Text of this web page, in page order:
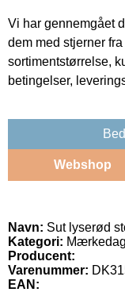
Vi har gennemgået
dem med stjerner
sortimentstørrelse,
betingelser,
Webshop
Navn: Sut lyserød
Kategori:
Producent:
Varenummer:
EAN: